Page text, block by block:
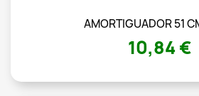
AMORTIGUADOR 51
10,84 €